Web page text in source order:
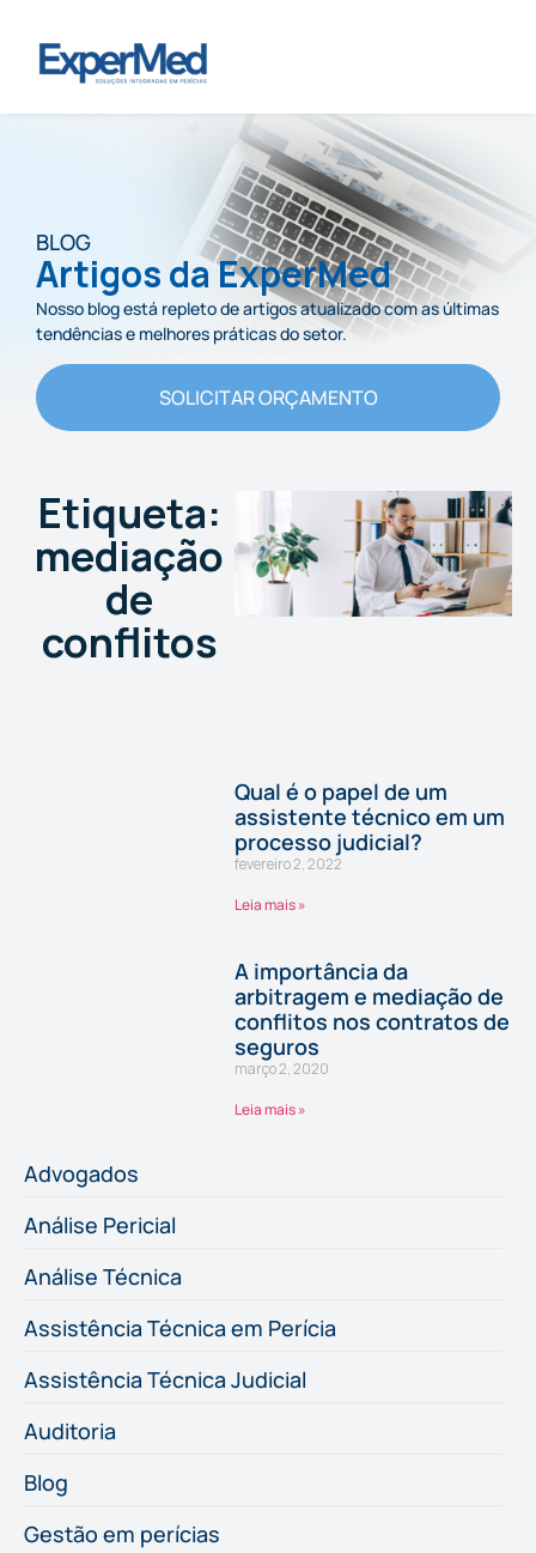
BLOG
Artigos da ExperMed
Nosso blog está repleto de artigos atualizado com as últimas
tendências e melhores práticas do setor.
SOLICITAR ORÇAMENTO
Etiqueta:
mediação
de
conflitos
Qual é o papel de um
assistente técnico em um
processo judicial?
fevereiro 2, 2022
Leia mais »
A importância da
arbitragem e mediação de
conflitos nos contratos de
seguros
março 2, 2020
Leia mais »
Advogados
Análise Pericial
Análise Técnica
Assistência Técnica em Perícia
Assistência Técnica Judicial
Auditoria
Blog
Gestão em perícias